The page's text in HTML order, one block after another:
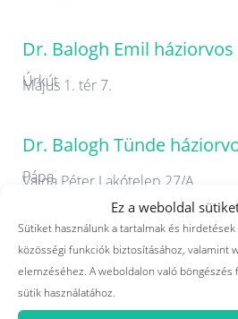
Ez a weboldal
Sütiket használunk a tartalmak és
közösségi funkciók biztosításához, valamint
elemzéséhez. A weboldalon való böngészés
sütik használatához.
Dr. Balogh Emil
Úrkút
Május 1. tér 7.
Dr. Balogh Tünde
Pápa
Vajda Péter Lakótelep 27/A.
Dr. Beke Etelka Klára
Sümeg
Kompanik Zsófia u.8.